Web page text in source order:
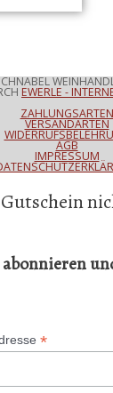
EWERLE -
ZAHLUNGSARTEN
VERSANDARTEN
AGB
IMPRESSUM
*